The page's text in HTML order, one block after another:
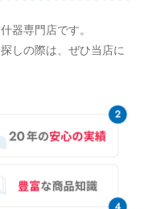
器専門店です。
しの際は、ぜひ当店に